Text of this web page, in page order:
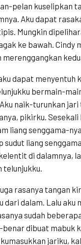
pelan kuselipkan
Aku dapat
Mungkin
ke bawah. Cindy
merenggangkan
dapat menyentuh
bermain-
naik-turunkan jari
pikirku. Sesekali
liang senggama-
liang
di dalamnya,
rasanya tangan
dari dalam. Lalu aku
sudah
benar dibuat mabuk
jariku,